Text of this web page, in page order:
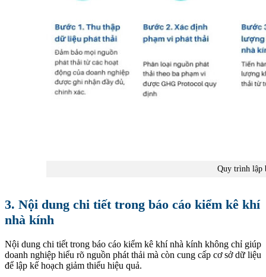
Quy trình lập
3. Nội dung chi tiết trong báo cáo kiểm kê khí
nhà kính
Nội dung chi tiết trong báo cáo kiểm kê khí nhà kính không chỉ giúp
doanh nghiệp hiểu rõ nguồn phát thải mà còn cung cấp cơ sở dữ liệu
để lập kế hoạch giảm thiểu hiệu quả.